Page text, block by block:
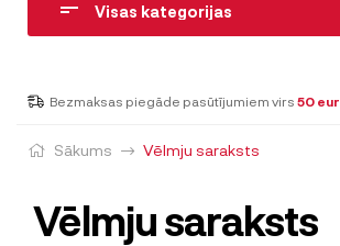
Visas kategorijas
Bezmaksas piegāde pasūtījumiem virs 50 eur
Sākums Vēlmju saraksts
Vēlmju saraksts